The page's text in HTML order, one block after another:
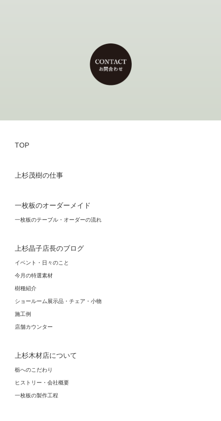
TOP
上杉茂樹の仕事
一枚板のオーダーメイド
一枚板のテーブル・オーダーの流れ
上杉晶子店長のブログ
イベント・日々のこと
今月の特選素材
樹種紹介
ショールーム展示品・チェア・小物
施工例
店舗カウンター
上杉木材店について
栃へのこだわり
ヒストリー・会社概要
一枚板の製作工程